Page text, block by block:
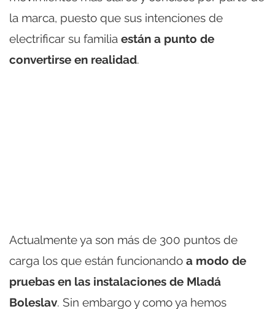
la marca, puesto que sus intenciones de
electrificar su familia están a punto de
convertirse en realidad.
Actualmente ya son más de 300 puntos de
carga los que están funcionando a modo de
pruebas en las instalaciones de Mladá
Boleslav. Sin embargo y como ya hemos